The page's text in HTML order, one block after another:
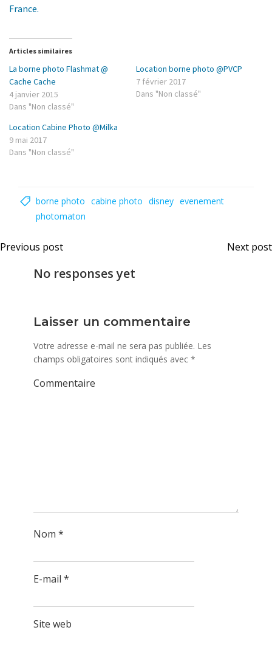
France.
Articles similaires
La borne photo Flashmat @
Cache Cache
4 janvier 2015
Dans "Non classé"
Location borne photo @PVCP
7 février 2017
Dans "Non classé"
Location Cabine Photo @Milka
9 mai 2017
Dans "Non classé"
borne photo cabine photo disney evenement
photomaton
Navigation
Previous post Next post
No responses yet
Laisser un commentaire
Votre adresse e-mail ne sera pas publiée. Les
champs obligatoires sont indiqués avec *
Commentaire
Nom *
E-mail *
Site web